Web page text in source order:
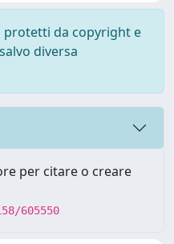
protetti da copyright e
diversa
per citare o creare
605550